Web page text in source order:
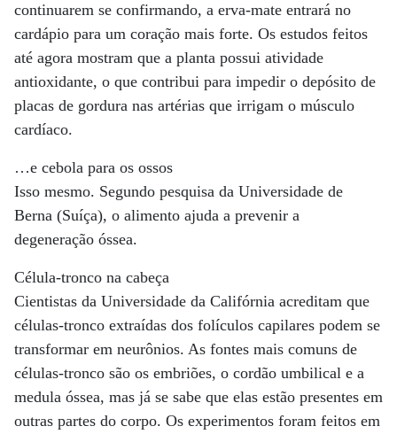
continuarem se confirmando, a erva-mate entrará no
cardápio para um coração mais forte. Os estudos feitos
até agora mostram que a planta possui atividade
antioxidante, o que contribui para impedir o depósito de
placas de gordura nas artérias que irrigam o músculo
cardíaco.
…e cebola para os ossos
Isso mesmo. Segundo pesquisa da Universidade de
Berna (Suíça), o alimento ajuda a prevenir a
degeneração óssea.
Célula-tronco na cabeça
Cientistas da Universidade da Califórnia acreditam que
células-tronco extraídas dos folículos capilares podem se
transformar em neurônios. As fontes mais comuns de
células-tronco são os embriões, o cordão umbilical e a
medula óssea, mas já se sabe que elas estão presentes em
outras partes do corpo. Os experimentos foram feitos em